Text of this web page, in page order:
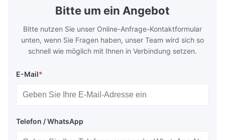
TH620 Standard JIS DIN ASTM GB EN AISI
Product Features High-quality tinplate with
Bitte um ein Angebot
Bitte nutzen Sie unser Online-Anfrage-Kontaktformular
unten, wenn Sie Fragen haben, unser Team wird sich so
schnell wie möglich mit Ihnen in Verbindung setzen.
E-Mail*
Telefon / WhatsApp